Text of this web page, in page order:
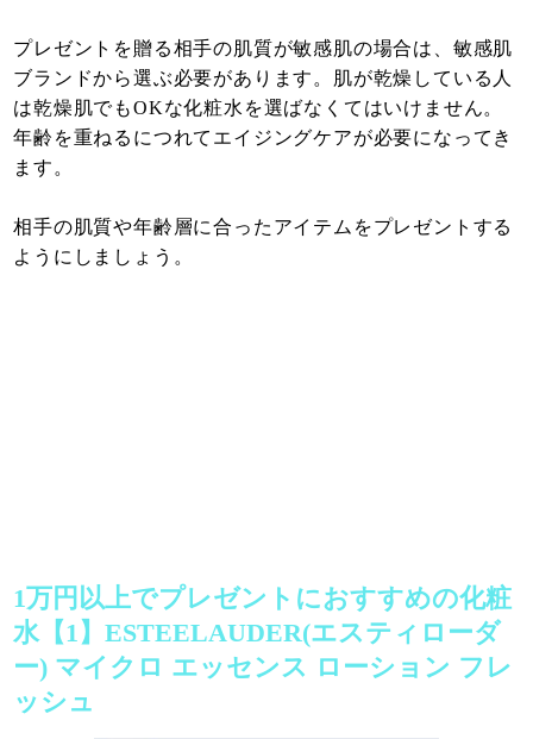
プレゼントを贈る相手の肌質が敏感肌の場合は、敏感肌
ブランドから選ぶ必要があります。肌が乾燥している人
は乾燥肌でもOKな化粧水を選ばなくてはいけません。
年齢を重ねるにつれてエイジングケアが必要になってき
ます。
相手の肌質や年齢層に合ったアイテムをプレゼントする
ようにしましょう。
1万円以上でプレゼントにおすすめの化粧
水【1】ESTEELAUDER(エスティローダ
ー) マイクロ エッセンス ローション フレ
ッシュ